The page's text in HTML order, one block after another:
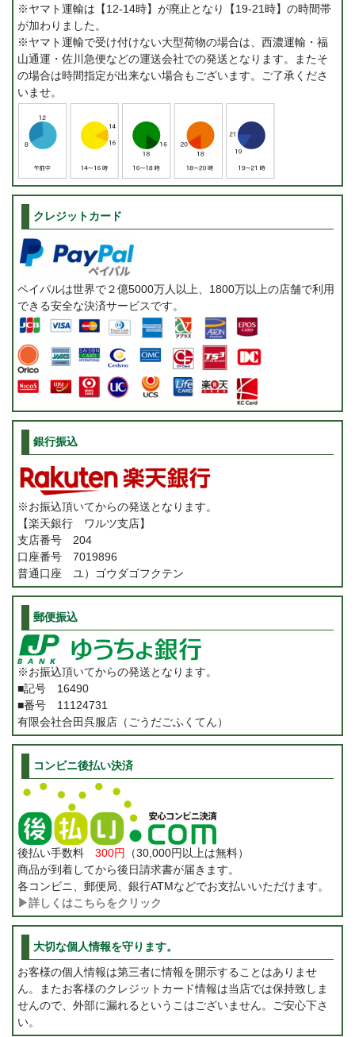
※ヤマト運輸は【12-14時】が廃止となり【19-21時】の時間帯
が加わりました。
※ヤマト運輸で受け付けない大型荷物の場合は、西濃運輸・福
山通運・佐川急便などの運送会社での発送となります。またそ
の場合は時間指定が出来ない場合もございます。ご了承くださ
いませ。
クレジットカード
ペイパルは世界で２億5000万人以上、1800万以上の店舗で利用
できる安全な決済サービスです。
銀行振込
※お振込頂いてからの発送となります。
【楽天銀行 ワルツ支店】
支店番号 204
口座番号 7019896
普通口座 ユ）ゴウダゴフクテン
郵便振込
※お振込頂いてからの発送となります。
■記号 16490
■番号 11124731
有限会社合田呉服店（ごうだごふくてん）
コンビニ後払い決済
後払い手数料 300円
（30,000円以上は無料）
商品が到着してから後日請求書が届きます。
各コンビニ、郵便局、銀行ATMなどでお支払いいただけます。
▶詳しくはこちらをクリック
大切な個人情報を守ります。
お客様の個人情報は第三者に情報を開示することはありませ
ん。またお客様のクレジットカード情報は当店では保持致しま
せんので、外部に漏れるというこはございません。ご安心下さ
い。